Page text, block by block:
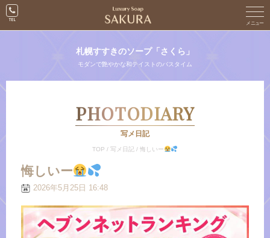
札幌すすきのソープ「さくら」
モダンで艶やかな和テイストのバスタイム
PHOTODIARY
写メ日記
TOP /写メ日記 /悔しいー
悔しいー
2026年5月25日 16:48